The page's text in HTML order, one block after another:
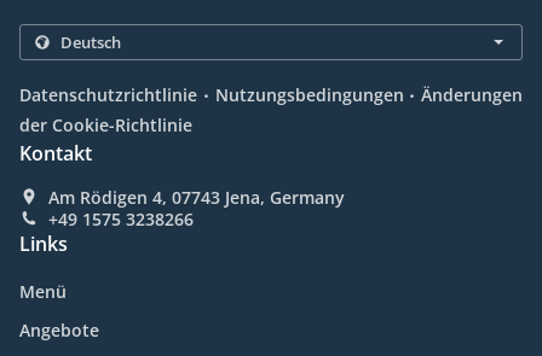
Datenschutzrichtlinie . Nutzungsbedingungen . Änderungen
der Cookie-Richtlinie
Kontakt
Am Rödigen 4, 07743 Jena, Germany
+49 1575 3238266
Links
Menü
Angebote